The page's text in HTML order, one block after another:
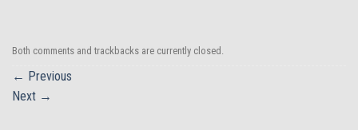
Both comments and trackbacks are currently closed.
← Previous
Next →